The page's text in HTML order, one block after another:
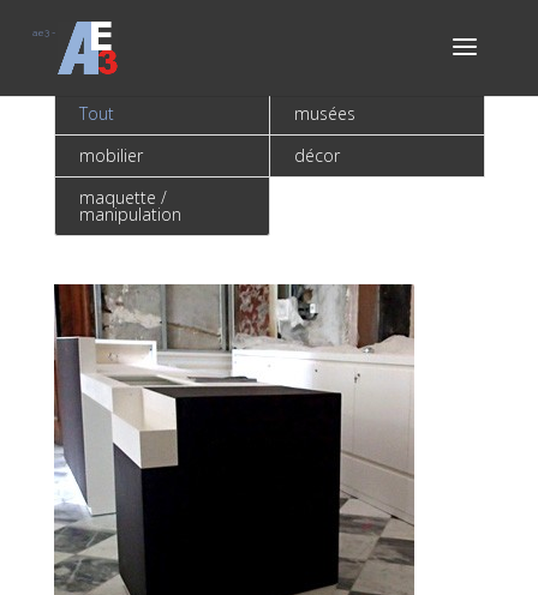
ae3- réalisations
Tout
musées
mobilier
décor
maquette /
manipulation